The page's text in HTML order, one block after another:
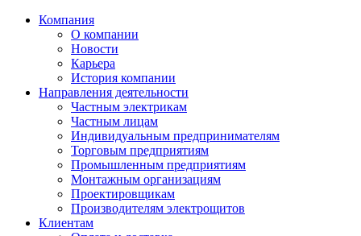
Компания
О компании
Новости
Карьера
История компании
Направления деятельности
Частным электрикам
Частным лицам
Индивидуальным предпринимателям
Торговым предприятиям
Промышленным предприятиям
Монтажным организациям
Проектировщикам
Производителям электрощитов
Клиентам